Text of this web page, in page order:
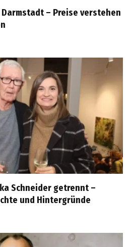
– Preise verstehen
Schneider getrennt –
und Hintergründe